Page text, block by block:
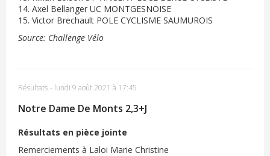
14. Axel Bellanger UC MONTGESNOISE
15. Victor Brechault POLE CYCLISME SAUMUROIS
Source: Challenge Vélo
Résultats - lundi 9 août 2021 à 17:45
Notre Dame De Monts 2,3+J
Résultats en pièce jointe
Remerciements à Laloi Marie Christine